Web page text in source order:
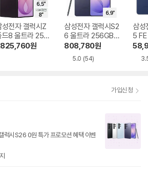
성전자 갤럭시Z
드8 울트라 256
SKT 기기변경
원
삼성전자 갤럭시S2
6 울트라 256GB,
SKT 기기변경 완납
808,780원
5.0 (54)
삼성
5
기기
가입신청
럭시S26 0원 특가 프로모션 혜택 이벤